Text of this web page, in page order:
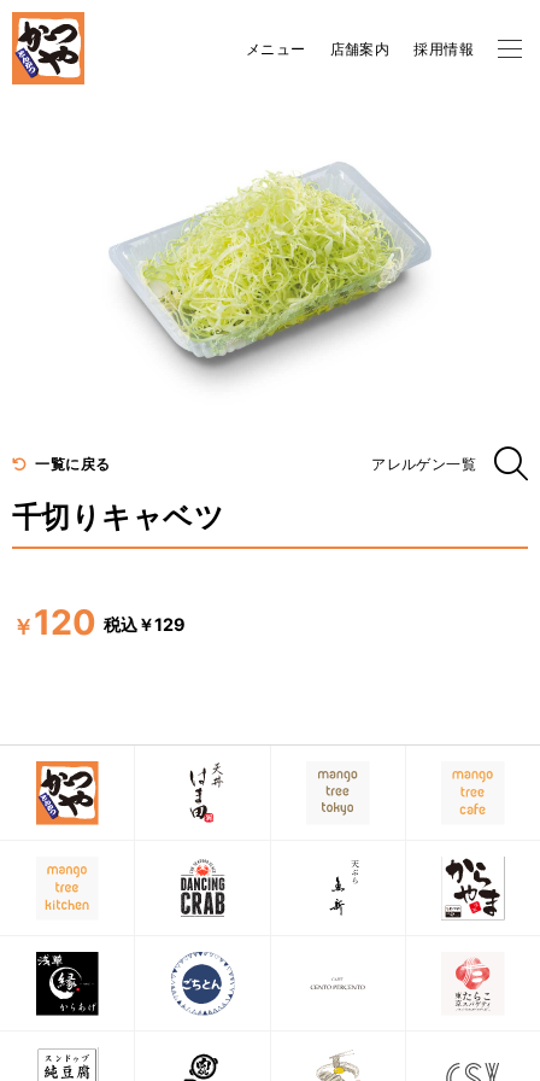
メニュー 店舗案内 採用情報
千切りキャベツ
一覧に戻る
￥120 税込￥129
アレルゲン一覧